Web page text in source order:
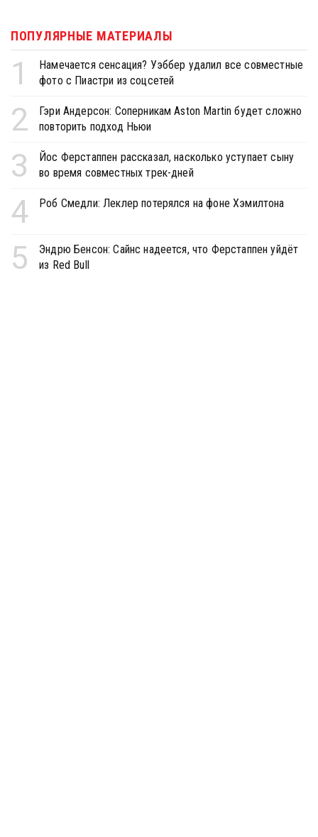
ПОПУЛЯРНЫЕ МАТЕРИАЛЫ
1
Намечается сенсация? Уэббер удалил все совместные
фото с Пиастри из соцсетей
2
Гэри Андерсон: Соперникам Aston Martin будет сложно
повторить подход Ньюи
3
Йос Ферстаппен рассказал, насколько уступает сыну
во время совместных трек-дней
4 Роб Смедли: Леклер потерялся на фоне Хэмилтона
5
Эндрю Бенсон: Сайнс надеется, что Ферстаппен уйдёт
из Red Bull